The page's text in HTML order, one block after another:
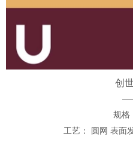
创
规格
工艺： 圆网 表面